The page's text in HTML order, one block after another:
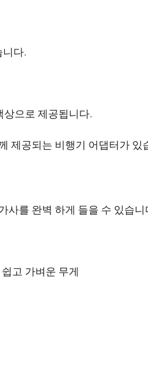
다.
으로 제공됩니다.
제공되는 비행기 어댑터가 있
사를 완벽 하게 들을 수 있습니
고 가벼운 무게